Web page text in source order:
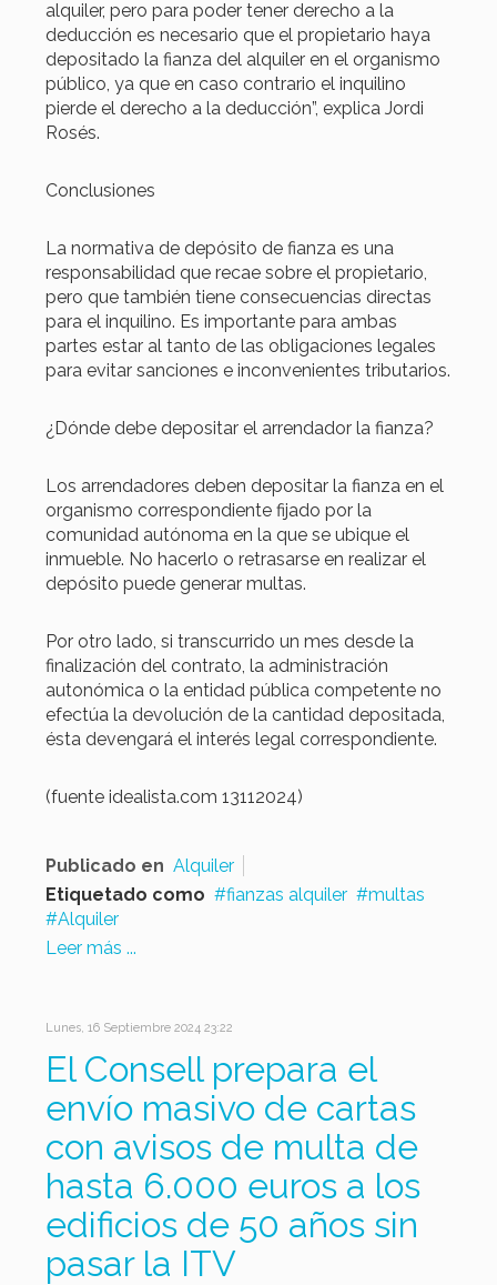
alquiler, pero para poder tener derecho a la
deducción es necesario que el propietario haya
depositado la fianza del alquiler en el organismo
público, ya que en caso contrario el inquilino
pierde el derecho a la deducción”, explica Jordi
Rosés.
Conclusiones
La normativa de depósito de fianza es una
responsabilidad que recae sobre el propietario,
pero que también tiene consecuencias directas
para el inquilino. Es importante para ambas
partes estar al tanto de las obligaciones legales
para evitar sanciones e inconvenientes tributarios.
¿Dónde debe depositar el arrendador la fianza?
Los arrendadores deben depositar la fianza en el
organismo correspondiente fijado por la
comunidad autónoma en la que se ubique el
inmueble. No hacerlo o retrasarse en realizar el
depósito puede generar multas.
Por otro lado, si transcurrido un mes desde la
finalización del contrato, la administración
autonómica o la entidad pública competente no
efectúa la devolución de la cantidad depositada,
ésta devengará el interés legal correspondiente.
(fuente idealista.com 13112024)
Publicado en Alquiler
Etiquetado como
fianzas alquiler
multas
Alquiler
Leer más ...
Lunes, 16 Septiembre 2024 23:22
El Consell prepara el
envío masivo de cartas
con avisos de multa de
hasta 6.000 euros a los
edificios de 50 años sin
pasar la ITV